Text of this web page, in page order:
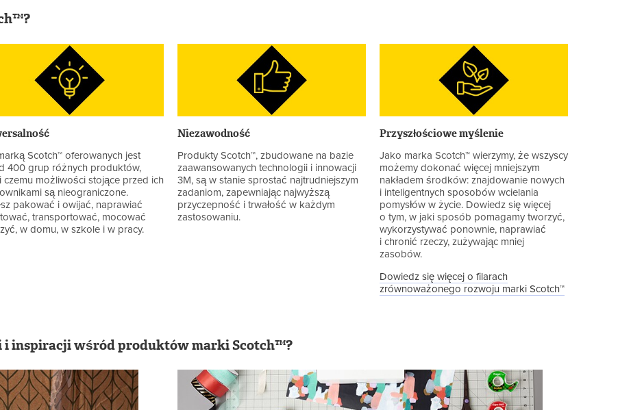
Scotch™ oferowanych jest
400 grup różnych produktów,
czemu możliwości stojące przed ich
są nieograniczone.
pakować i owijać, naprawiać
transportować, mocować
w domu, w szkole i w pracy.
Niezawodność
Produkty Scotch™, zbudowane na bazie
zaawansowanych technologii i innowacji
3M, są w stanie sprostać najtrudniejszym
zadaniom, zapewniając najwyższą
przyczepność i trwałość w każdym
zastosowaniu.
Przyszłościowe myślenie
Jako marka Scotch™ wierzymy, że wszyscy
możemy dokonać więcej mniejszym
nakładem środków: znajdowanie nowych
i inteligentnych sposobów wcielania
pomysłów w życie. Dowiedz się więcej
o tym, w jaki sposób pomagamy tworzyć,
wykorzystywać ponownie, naprawiać
i chronić rzeczy, zużywając mniej
zasobów.
Dowiedz się więcej o filarach
zrównoważonego rozwoju marki Scotch™
i inspiracji wśród produktów marki Scotch™?